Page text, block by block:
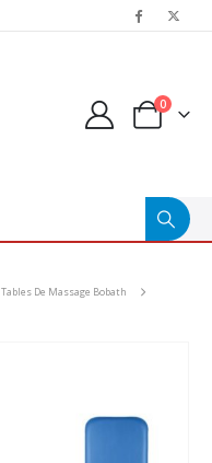
0
Tables De Massage Bobath